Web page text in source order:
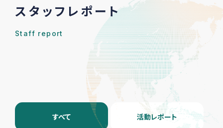
スタッフレポート
Staff report
すべて 活動レポート